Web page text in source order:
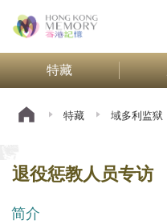
特藏
特藏 域多利监狱
退役惩教人员专访
简介